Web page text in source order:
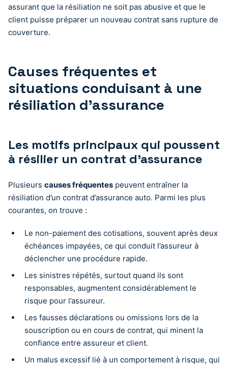
assurant que la résiliation ne soit pas abusive et que le
client puisse préparer un nouveau contrat sans rupture de
couverture.
Causes fréquentes et
situations conduisant à une
résiliation d’assurance
Les motifs principaux qui poussent
à résilier un contrat d’assurance
Plusieurs causes fréquentes peuvent entraîner la
résiliation d’un contrat d’assurance auto. Parmi les plus
courantes, on trouve :
Le non-paiement des cotisations, souvent après deux
échéances impayées, ce qui conduit l’assureur à
déclencher une procédure rapide.
Les sinistres répétés, surtout quand ils sont
responsables, augmentent considérablement le
risque pour l’assureur.
Les fausses déclarations ou omissions lors de la
souscription ou en cours de contrat, qui minent la
confiance entre assureur et client.
Un malus excessif lié à un comportement à risque, qui